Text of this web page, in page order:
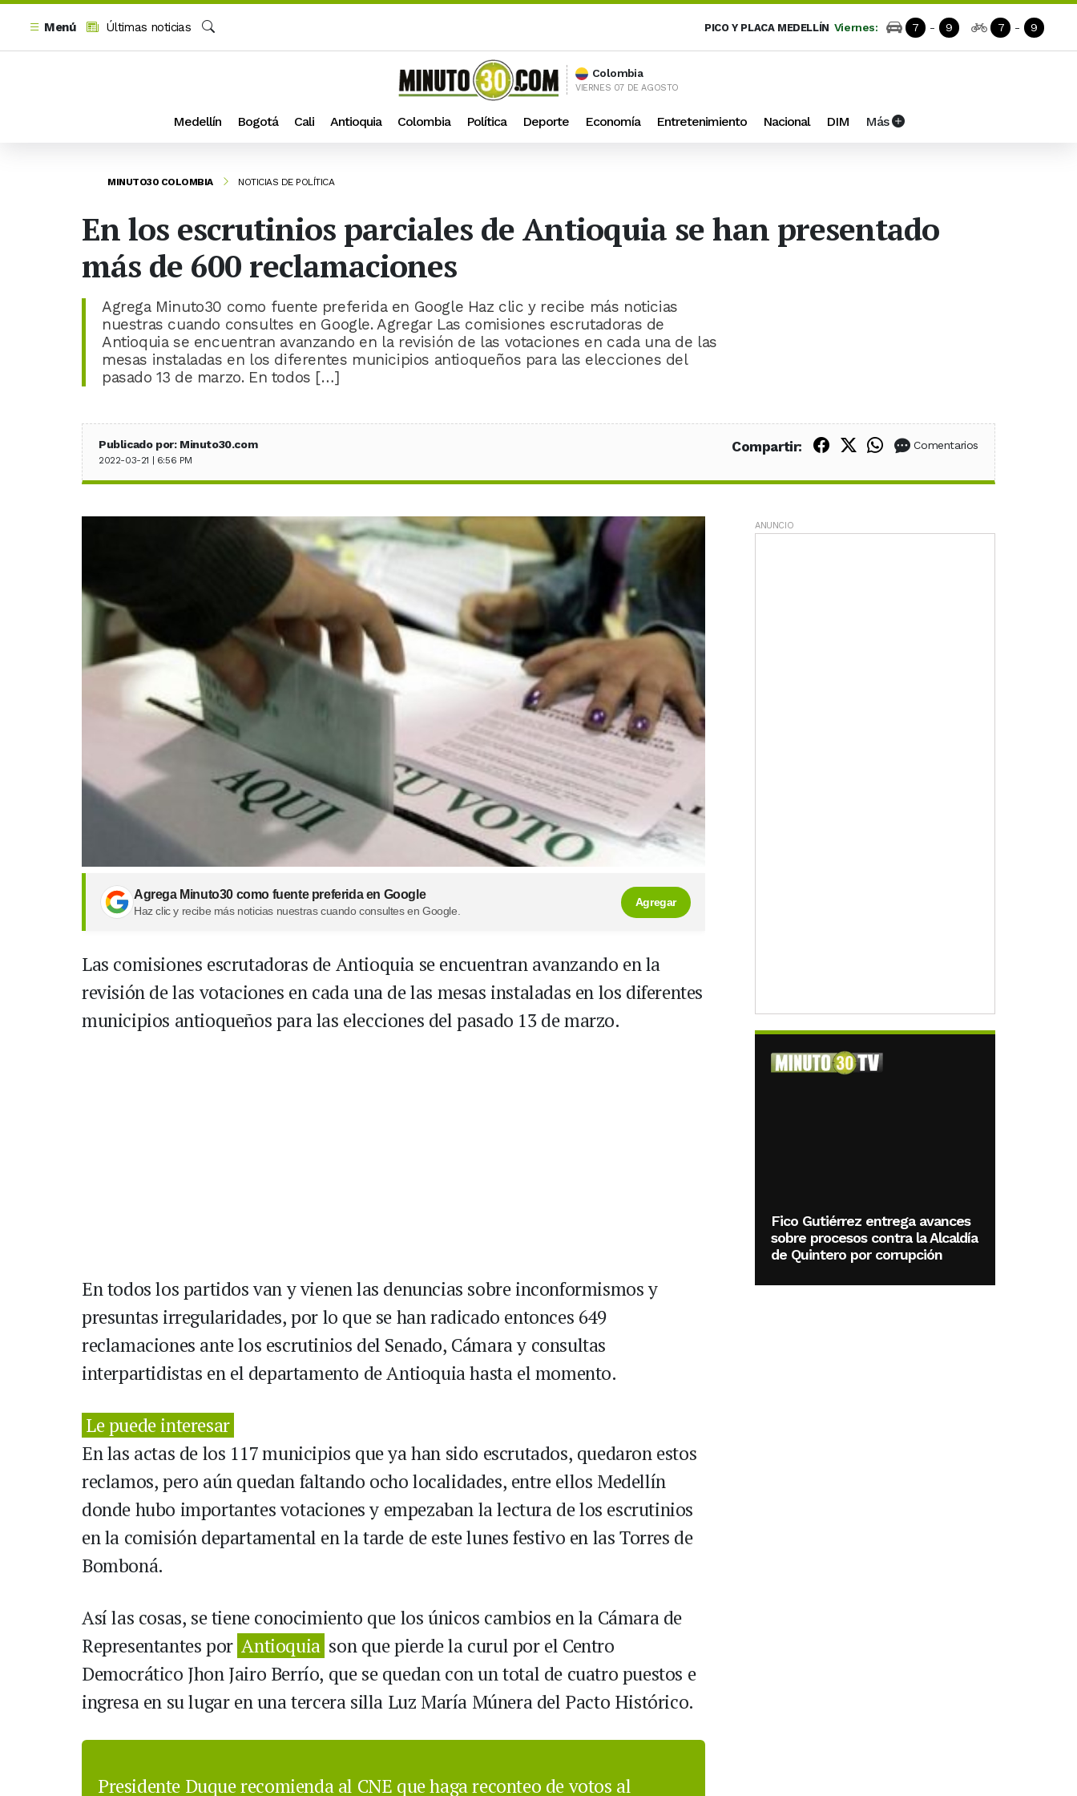
Menú
Últimas noticias
PICO Y PLACA MEDELLÍN Viernes: 7 - 9 7 - 9
Colombia
VIERNES 07 DE AGOSTO
Medellín Bogotá Cali Antioquia Colombia Política Deporte Economía Entretenimiento Nacional DIM Más
MINUTO30 COLOMBIA NOTICIAS DE POLÍTICA
En los escrutinios parciales de Antioquia se han presentado
más de 600 reclamaciones
Agrega Minuto30 como fuente preferida en Google Haz clic y recibe más noticias
nuestras cuando consultes en Google. Agregar Las comisiones escrutadoras de
Antioquia se encuentran avanzando en la revisión de las votaciones en cada una de las
mesas instaladas en los diferentes municipios antioqueños para las elecciones del
pasado 13 de marzo. En todos […]
Publicado por: Minuto30.com
2022-03-21 | 6:56 PM
Compartir: Compartir en Facebook
Compartir en X (Twitter)
Compartir en WhatsApp
Comentarios
Agrega Minuto30 como fuente preferida en Google
Haz clic y recibe más noticias nuestras cuando consultes en Google.
Agregar
Las comisiones escrutadoras de Antioquia se encuentran avanzando en la
revisión de las votaciones en cada una de las mesas instaladas en los diferentes
municipios antioqueños para las elecciones del pasado 13 de marzo.
En todos los partidos van y vienen las denuncias sobre inconformismos y
presuntas irregularidades, por lo que se han radicado entonces 649
reclamaciones ante los escrutinios del Senado, Cámara y consultas
interpartidistas en el departamento de Antioquia hasta el momento.
Le puede interesar
En las actas de los 117 municipios que ya han sido escrutados, quedaron estos
reclamos, pero aún quedan faltando ocho localidades, entre ellos Medellín
donde hubo importantes votaciones y empezaban la lectura de los escrutinios
en la comisión departamental en la tarde de este lunes festivo en las Torres de
Bomboná.
Así las cosas, se tiene conocimiento que los únicos cambios en la Cámara de
Representantes por Antioquia son que pierde la curul por el Centro
Democrático Jhon Jairo Berrío, que se quedan con un total de cuatro puestos e
ingresa en su lugar en una tercera silla Luz María Múnera del Pacto Histórico.
Presidente Duque recomienda al CNE que haga reconteo de votos al
ANUNCIO
Fico Gutiérrez entrega avances
sobre procesos contra la Alcaldía
de Quintero por corrupción